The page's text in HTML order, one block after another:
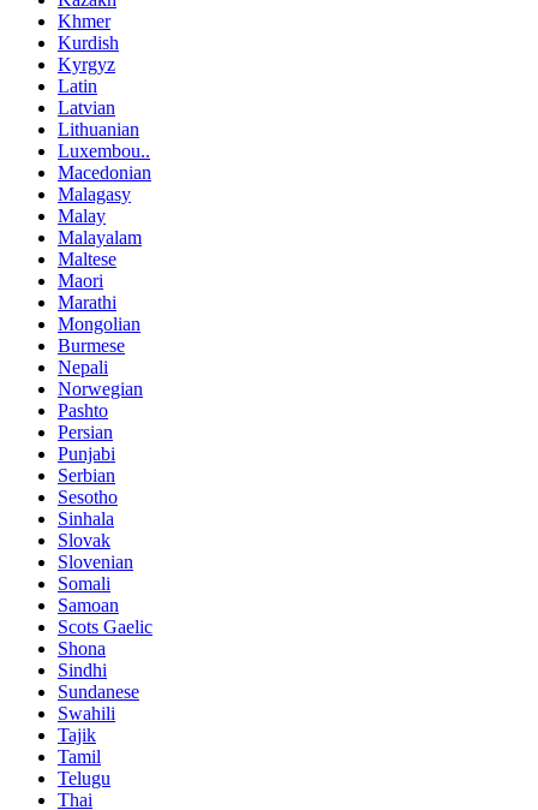
Khmer
Kurdish
Kyrgyz
Latin
Latvian
Lithuanian
Luxembou..
Macedonian
Malagasy
Malay
Malayalam
Maltese
Maori
Marathi
Mongolian
Burmese
Nepali
Norwegian
Pashto
Persian
Punjabi
Serbian
Sesotho
Sinhala
Slovak
Slovenian
Somali
Samoan
Scots Gaelic
Shona
Sindhi
Sundanese
Swahili
Tajik
Tamil
Telugu
Thai